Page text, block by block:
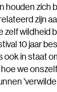
houden zich
zijn
zelf wildheid
10 jaar
ook in staat
we